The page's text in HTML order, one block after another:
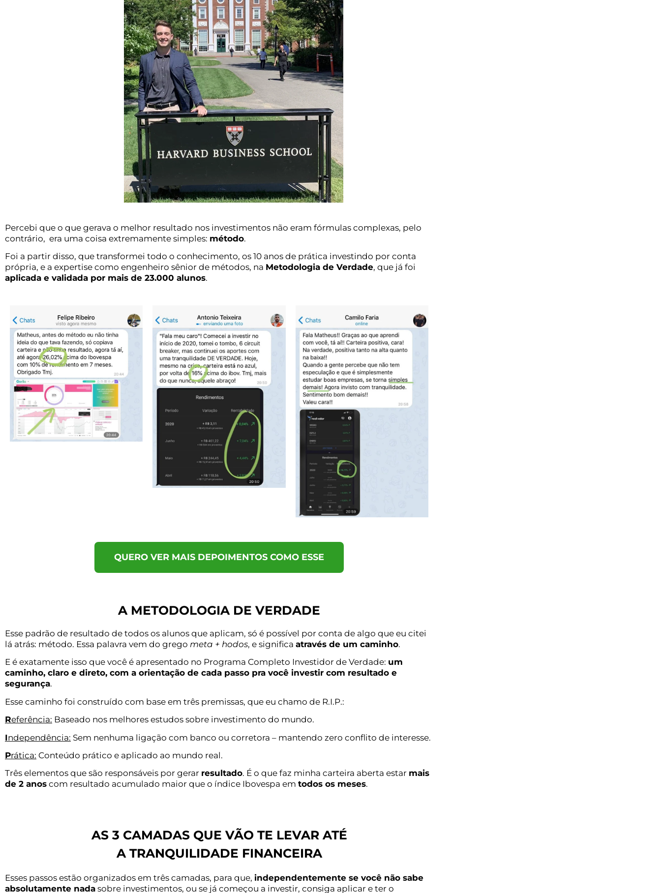
Percebi que o que gerava o melhor resultado nos investimentos não eram fórmulas complexas, pelo
contrário, era uma coisa extremamente simples: método.
Foi a partir disso, que transformei todo o conhecimento, os 10 anos de prática investindo por conta
própria, e a expertise como engenheiro sênior de métodos, na Metodologia de Verdade, que já foi
aplicada e validada por mais de 23.000 alunos.
QUERO VER MAIS DEPOIMENTOS COMO ESSE
A METODOLOGIA DE VERDADE
Esse padrão de resultado de todos os alunos que aplicam, só é possível por conta de algo que eu citei
lá atrás: método. Essa palavra vem do grego meta + hodos, e significa através de um caminho.
E é exatamente isso que você é apresentado no Programa Completo Investidor de Verdade: um
caminho, claro e direto, com a orientação de cada passo pra você investir com resultado e
segurança.
Esse caminho foi construído com base em três premissas, que eu chamo de R.I.P.:
Referência: Baseado nos melhores estudos sobre investimento do mundo.
Independência: Sem nenhuma ligação com banco ou corretora – mantendo zero conflito de interesse.
Prática: Conteúdo prático e aplicado ao mundo real.
Três elementos que são responsáveis por gerar resultado. É o que faz minha carteira aberta estar mais
de 2 anos com resultado acumulado maior que o índice Ibovespa em todos os meses.
AS 3 CAMADAS QUE VÃO TE LEVAR ATÉ
A TRANQUILIDADE FINANCEIRA
Esses passos estão organizados em três camadas, para que, independentemente se você não sabe
absolutamente nada sobre investimentos, ou se já começou a investir, consiga aplicar e ter o